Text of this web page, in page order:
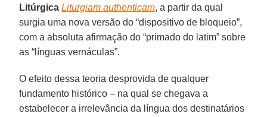
LitúrgicaLiturgiam authenticam, a partir da qual
surgia uma nova versão do “dispositivo de bloqueio”,
com a absoluta afirmação do “primado do latim” sobre
as “línguas vernáculas”.
O efeito dessa teoria desprovida de qualquer
fundamento histórico – na qual se chegava a
estabelecer a irrelevância da língua dos destinatários